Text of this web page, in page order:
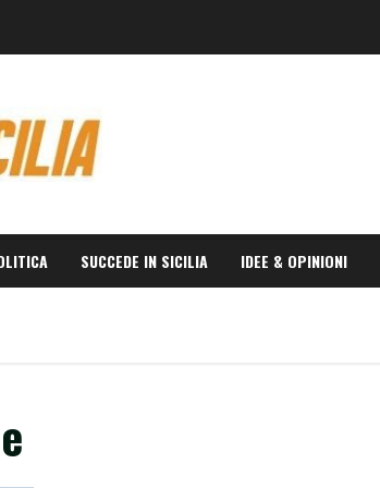
SUCCEDE IN SICILIA IDEE & OPINIONI